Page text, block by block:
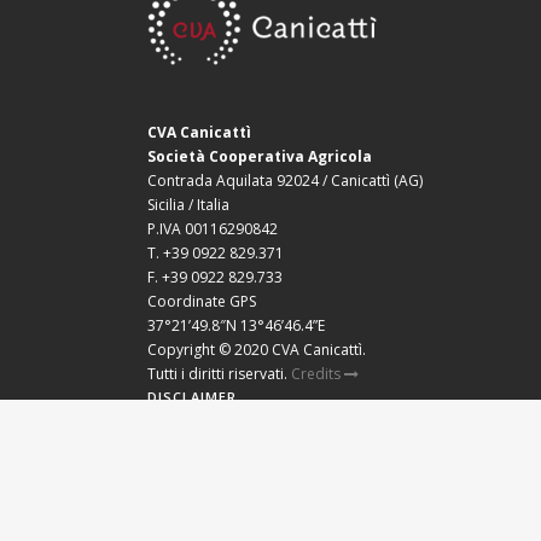
CVA Canicattì
Società Cooperativa Agricola
Contrada Aquilata 92024 / Canicattì (AG)
Sicilia / Italia
P.IVA 00116290842
T. +39 0922 829.371
F. +39 0922 829.733
Coordinate GPS
37°21’49.8″N 13°46’46.4”E
Copyright © 2020 CVA Canicattì.
Tutti i diritti riservati. Credits
DISCLAIMER